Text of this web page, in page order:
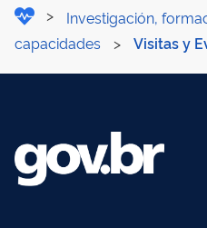
Investigación,
capacidades
> Visitas y